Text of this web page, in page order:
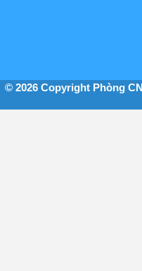
© 2026 Copyright Phòng